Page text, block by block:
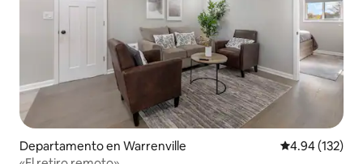
Departamento en Warrenville Calificación
4.94 (132)